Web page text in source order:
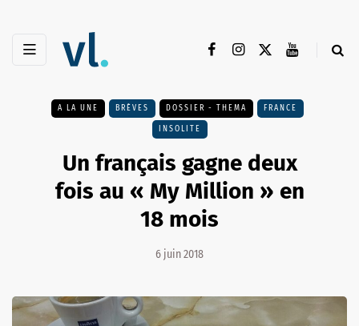
A LA UNE BRÈVES DOSSIER - THEMA FRANCE
INSOLITE
Un français gagne deux
fois au « My Million » en
18 mois
6 juin 2018